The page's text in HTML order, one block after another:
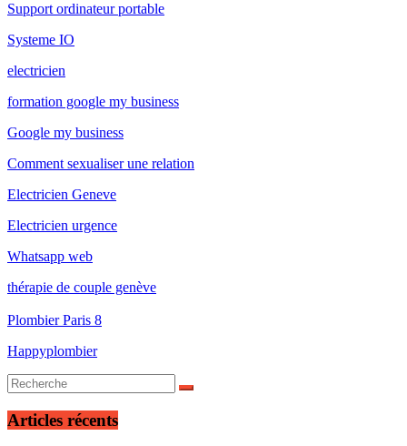
Support ordinateur portable
Systeme IO
electricien
formation google my business
Google my business
Comment sexualiser une relation
Electricien Geneve
Electricien urgence
Whatsapp web
thérapie de couple genève
Plombier Paris 8
Happyplombier
Articles récents